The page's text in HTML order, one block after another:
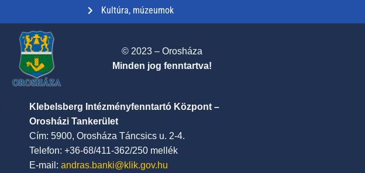
Kultúra, múzeumok
© 2023 – Orosháza
Minden jog fenntartva!
Klebelsberg Intézményfenntartó Központ –
Orosházi Tankerület
Cím: 5900, Orosháza Táncsics u. 2-4.
Telefon: +36-68/411-362/250 mellék
E-mail: andras.banki@klik.gov.hu